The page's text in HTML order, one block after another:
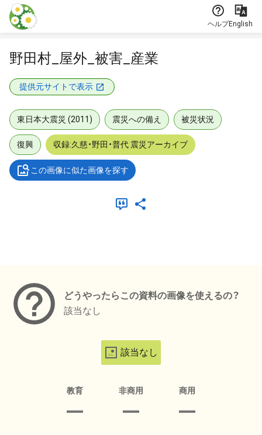
本文に飛ぶ
ヘルプEnglish
野田村_屋外_被害_産業
提供元サイトで表示
東日本大震災 (2011) 震災への備え 被災状況
復興 収録:久慈・野田・普代 震災アーカイブ
この画像に似た画像を探す
どうやったらこの資料の画像を使えるの？
該当なし
該当なし
教育 非商用 商用